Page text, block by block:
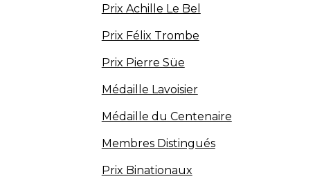
Prix Achille Le Bel
Prix Félix Trombe
Prix Pierre Süe
Médaille Lavoisier
Médaille du Centenaire
Membres Distingués
Prix Binationaux